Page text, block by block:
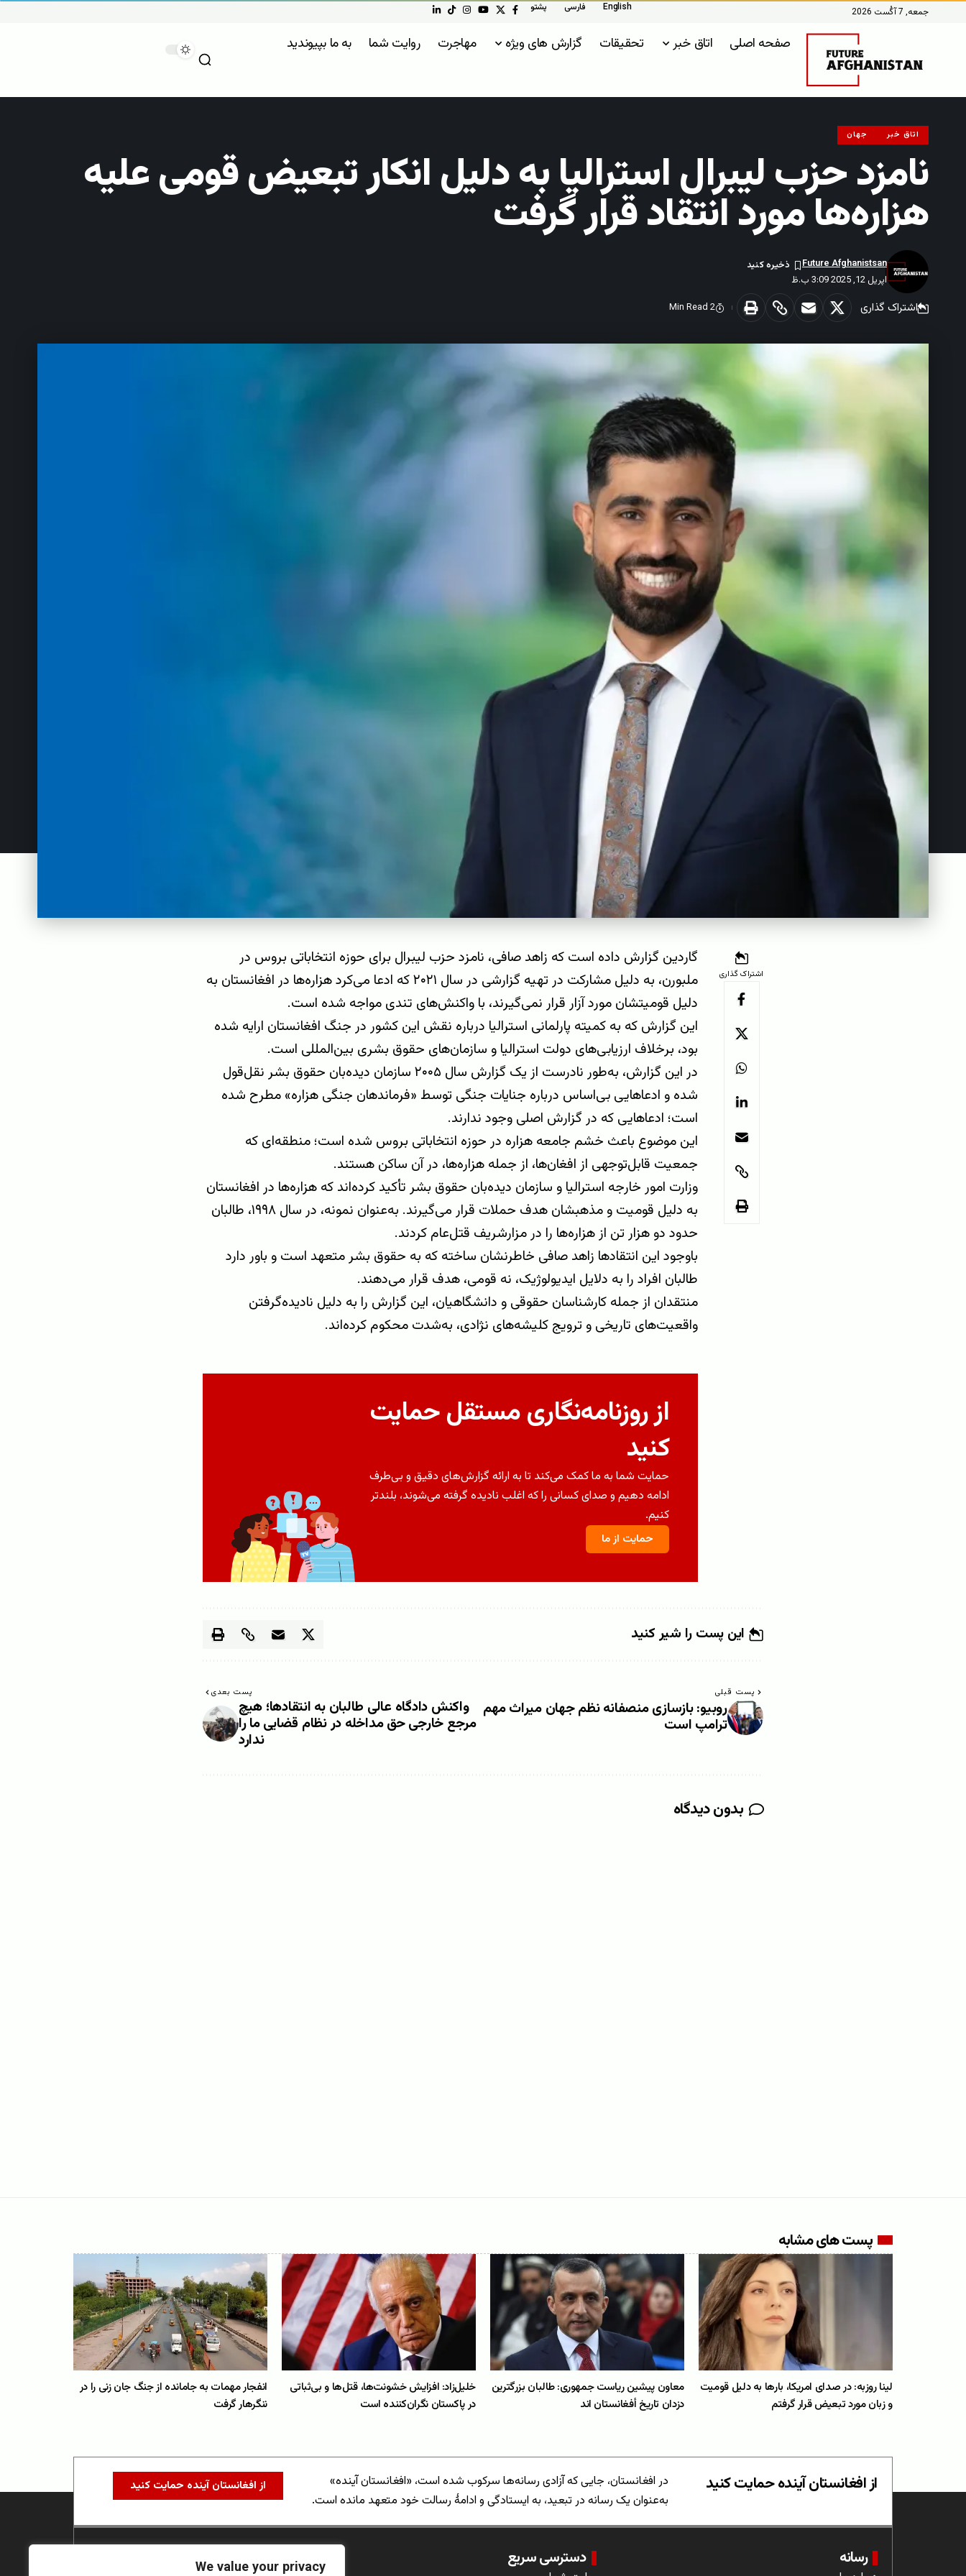
We value your privacy
جمعه, 7 آگُست 2026 English فارسی پشتو
صفحه اصلی اتاق خبر تحقیقات گزارش های ویژه مهاجرت روایت شما به ما بپیوندید
اتاق خبر جهان
نامزد حزب لیبرال استرالیا به دلیل انکار تبعیض قومی علیه
هزاره‌ها مورد انتقاد قرار گرفت
اپریل 12, 2025 3:09 ب.ظ
Future Afghanistsan
اشتراک گذاری 2 Min Read
اشتراک گذاری
گاردین گزارش داده است که زاهد صافی، نامزد حزب لیبرال برای حوزه انتخاباتی بروس در
ملبورن، به دلیل مشارکت در تهیه گزارشی در سال ۲۰۲۱ که ادعا می‌کرد هزاره‌ها در افغانستان به
دلیل قومیتشان مورد آزار قرار نمی‌گیرند، با واکنش‌های تندی مواجه شده است.
این گزارش که به کمیته پارلمانی استرالیا درباره نقش این کشور در جنگ افغانستان ارایه شده
بود، برخلاف ارزیابی‌های دولت استرالیا و سازمان‌های حقوق بشری بین‌المللی است.
در این گزارش، به‌طور نادرست از یک گزارش سال ۲۰۰۵ سازمان دیده‌بان حقوق بشر نقل‌قول
شده و ادعاهایی بی‌اساس درباره جنایات جنگی توسط «فرماندهان جنگی هزاره» مطرح شده
است؛ ادعاهایی که در گزارش اصلی وجود ندارند.
این موضوع باعث خشم جامعه هزاره در حوزه انتخاباتی بروس شده است؛ منطقه‌ای که
جمعیت قابل‌توجهی از افغان‌ها، از جمله هزاره‌ها، در آن ساکن هستند.
وزارت امور خارجه استرالیا و سازمان دیده‌بان حقوق بشر تأکید کرده‌اند که هزاره‌ها در افغانستان
به دلیل قومیت و مذهبشان هدف حملات قرار می‌گیرند. به‌عنوان نمونه، در سال ۱۹۹۸، طالبان
حدود دو هزار تن از هزاره‌ها را در مزارشریف قتل‌عام کردند.
باوجود این انتقادها زاهد صافی خاطرنشان ساخته که به حقوق بشر متعهد است و باور دارد
طالبان افراد را به دلایل ایدیولوژیک، نه قومی، هدف قرار می‌دهند.
منتقدان از جمله کارشناسان حقوقی و دانشگاهیان، این گزارش را به دلیل نادیده‌گرفتن
واقعیت‌های تاریخی و ترویج کلیشه‌های نژادی، به‌شدت محکوم کرده‌اند.
از روزنامه‌نگاری مستقل حمایت
کنید
حمایت شما به ما کمک می‌کند تا به ارائه گزارش‌های دقیق و بی‌طرف
ادامه دهیم و صدای کسانی را که اغلب نادیده گرفته می‌شوند، بلندتر
کنیم.
حمایت از ما
این پست را شیر کنید
پست قبلی
روبیو: بازسازی منصفانه نظم جهان میراث مهم
ترامپ است
پست بعدی
واکنش دادگاه عالی طالبان به انتقادها؛ هیچ
مرجع خارجی حق مداخله در نظام قضایی ما را
ندارد
بدون دیدگاه
پست های مشابه
لینا روزبه: در صدای امریکا، بارها به دلیل قومیت
و زبان مورد تبعیض قرار گرفتم
معاون پیشین ریاست جمهوری: طالبان بزرگترین
دزدان تاریخ أفغانستان اند
خلیل‌زاد: افزایش خشونت‌ها، قتل‌ها و بی‌ثباتی
در پاکستان نگران‌کننده است
انفجار مهمات به جامانده از جنگ جان زنی را در
ننگرهار گرفت
از افغانستان آینده حمایت کنید
در افغانستان، جایی که آزادی رسانه‌ها سرکوب شده است، «افغانستان آینده»
به‌عنوان یک رسانه در تبعید، به ایستادگی و ادامهٔ رسالت خود متعهد مانده است.
از افغانستان آینده حمایت کنید
رسانه دسترسی سریع